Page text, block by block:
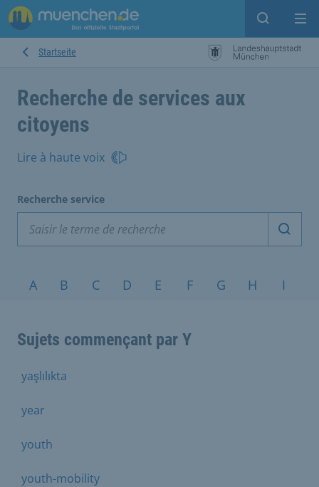
Open
Startseite
Recherche de services aux
citoyens
Lire à haute voix
Recherche service
Sujets de A à Z
A B C D E F G H I
Sujets commençant par Y
yaşlılıkta
year
youth
youth-mobility